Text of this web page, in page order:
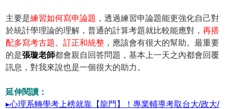
主要是練習如何寫申論題 ，透過練習申論題能更強化自己對
於統計學理論的理解，普通的計算考題就比較能應對，再搭
配多寫考古題、訂正和統整 ，應該會有很大的幫助。最重要
的是張璇老師都會親自回答問題，基本上一天之內都會回覆
訊息，對我來說也是一個很大的助力。
延伸閱讀：
▸心理系轉學考上榜就靠【龍門】！專業輔導考取台大/政大/